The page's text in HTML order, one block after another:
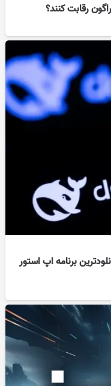
رقابت کنند؟
برنامه اپ استور